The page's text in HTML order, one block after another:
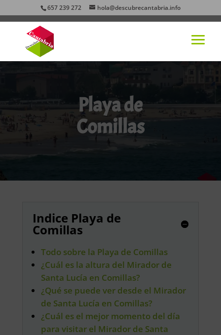
657 239 272 hola@descubrecantabria.info
Playa de
Comillas
Indice Playa de
Comillas
Todo sobre la Playa de Comillas
¿Cuál es la altura del Mirador de
Santa Lucía en Comillas?
¿Qué se puede ver desde el Mirador
de Santa Lucía en Comillas?
¿Cuál es el mejor momento del día
para visitar el Mirador de Santa